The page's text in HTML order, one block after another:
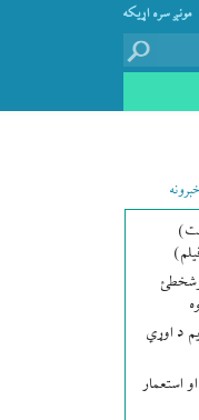
مونږ سره اړيکه
د اوړي
استعمار